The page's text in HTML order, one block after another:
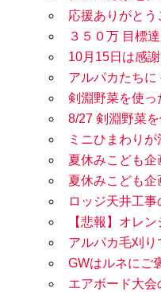
応援ありがとう
３５０万 目標
10月15日は感
アルパカたちに
剣淵野菜を使っ
8/27 剣淵野菜
ミニひまわりが
夏休みこども企
夏休みこども企
ロッジ天井工
【悲報】オレ
アルパカ毛刈り
GWはルネにご
エアボード大会